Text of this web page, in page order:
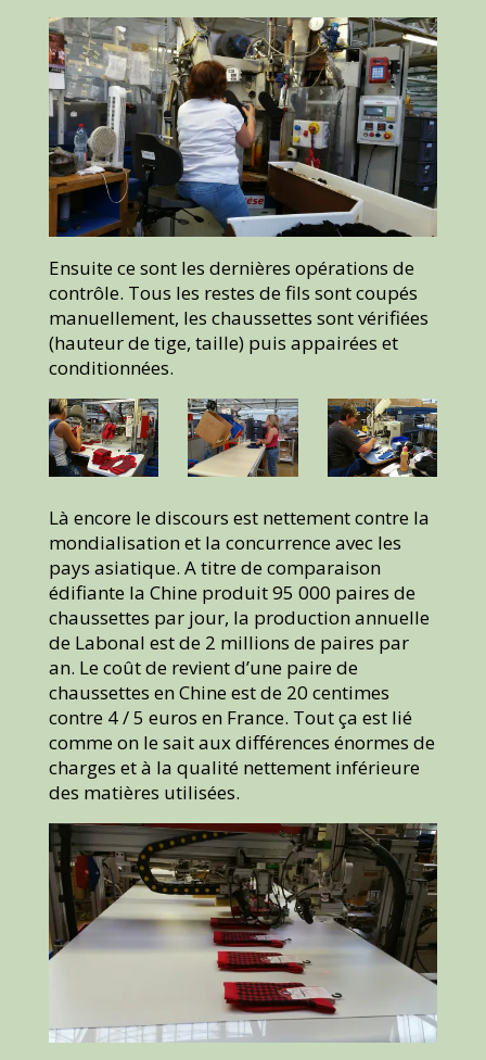
Ensuite ce sont les dernières opérations de
contrôle. Tous les restes de fils sont coupés
manuellement, les chaussettes sont vérifiées
(hauteur de tige, taille) puis appairées et
conditionnées.
Là encore le discours est nettement contre la
mondialisation et la concurrence avec les
pays asiatique. A titre de comparaison
édifiante la Chine produit 95 000 paires de
chaussettes par jour, la production annuelle
de Labonal est de 2 millions de paires par
an. Le coût de revient d’une paire de
chaussettes en Chine est de 20 centimes
contre 4 / 5 euros en France. Tout ça est lié
comme on le sait aux différences énormes de
charges et à la qualité nettement inférieure
des matières utilisées.